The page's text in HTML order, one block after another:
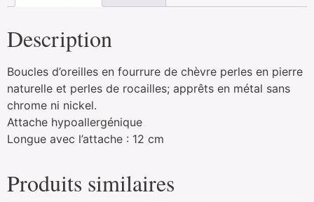
Description
Boucles d’oreilles en fourrure de chèvre perles en pierre
naturelle et perles de rocailles; apprêts en métal sans
chrome ni nickel.
Attache hypoallergénique
Longue avec l’attache : 12 cm
Produits similaires